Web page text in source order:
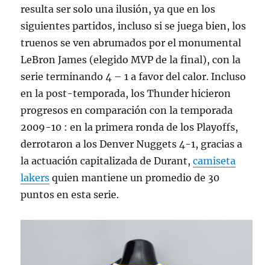
resulta ser solo una ilusión, ya que en los
siguientes partidos, incluso si se juega bien, los
truenos se ven abrumados por el monumental
LeBron James (elegido MVP de la final), con la
serie terminando 4 – 1 a favor del calor. Incluso
en la post-temporada, los Thunder hicieron
progresos en comparación con la temporada
2009-10 : en la primera ronda de los Playoffs,
derrotaron a los Denver Nuggets 4-1, gracias a
la actuación capitalizada de Durant,camiseta
lakers quien mantiene un promedio de 30
puntos en esta serie.